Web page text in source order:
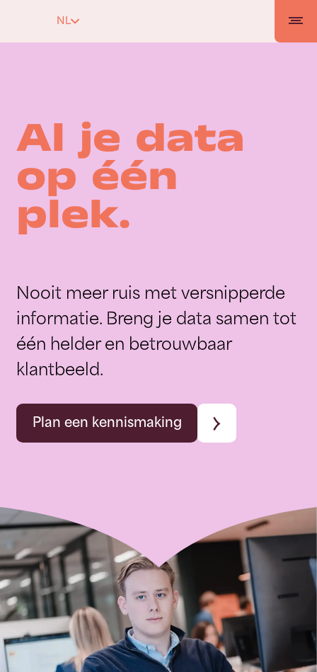
NL
Al je data
op één
plek.
Nooit meer ruis met versnipperde
informatie. Breng je data samen tot
één helder en betrouwbaar
klantbeeld.
Plan een kennismaking